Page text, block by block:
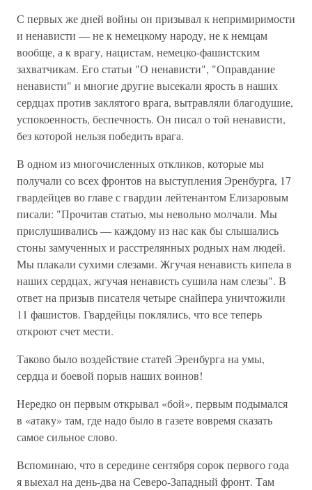
С первых же дней войны он призывал к непримиримости
и ненависти — не к немецкому народу, не к немцам
вообще, а к врагу, нацистам, немецко-фашистским
захватчикам. Его статьи "О ненависти", "Оправдание
ненависти" и многие другие высекали ярость в наших
сердцах против заклятого врага, вытравляли благодушие,
успокоенность, беспечность. Он писал о той ненависти,
без которой нельзя победить врага.
В одном из многочисленных откликов, которые мы
получали со всех фронтов на выступления Эренбурга, 17
гвардейцев во главе с гвардии лейтенантом Елизаровым
писали: "Прочитав статью, мы невольно молчали. Мы
прислушивались — каждому из нас как бы слышались
стоны замученных и расстрелянных родных нам людей.
Мы плакали сухими слезами. Жгучая ненависть кипела в
наших сердцах, жгучая ненависть сушила нам слезы". В
ответ на призыв писателя четыре снайпера уничтожили
11 фашистов. Гвардейцы поклялись, что все теперь
откроют счет мести.
Таково было воздействие статей Эренбурга на умы,
сердца и боевой порыв наших воинов!
Нередко он первым открывал «бой», первым подымался
в «атаку» там, где надо было в газете вовремя сказать
самое сильное слово.
Вспоминаю, что в середине сентября сорок первого года
я выехал на день-два на Северо-Западный фронт. Там